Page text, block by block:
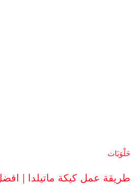
حَلْوَيَات
طريقة عمل كيكة ماتيلدا |